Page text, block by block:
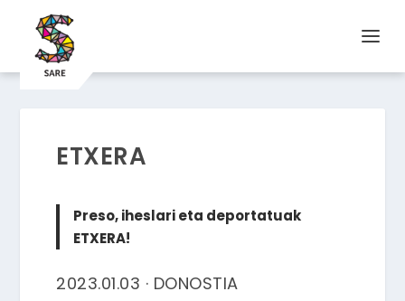
ETXERA
Preso, iheslari eta deportatuak
ETXERA!
2023.01.03 · DONOSTIA